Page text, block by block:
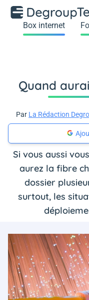
Box internet
Quand
Par La Rédaction
Si vous aussi
aurez la fibre
dossier
surtout, les